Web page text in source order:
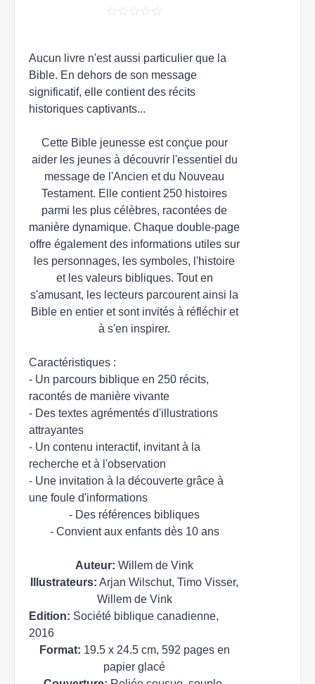
Aucun livre n'est aussi particulier que la
Bible. En dehors de son message
significatif, elle contient des récits
historiques captivants...
Cette Bible jeunesse est conçue pour
aider les jeunes à découvrir l'essentiel du
message de l'Ancien et du Nouveau
Testament. Elle contient 250 histoires
parmi les plus célèbres, racontées de
manière dynamique. Chaque double-page
offre également des informations utiles sur
les personnages, les symboles, l'histoire
et les valeurs bibliques. Tout en
s'amusant, les lecteurs parcourent ainsi la
Bible en entier et sont invités à réfléchir et
à s'en inspirer.
Caractéristiques :
- Un parcours biblique en 250 récits,
racontés de manière vivante
- Des textes agrémentés d'illustrations
attrayantes
- Un contenu interactif, invitant à la
recherche et à l'observation
- Une invitation à la découverte grâce à
une foule d'informations
- Des références bibliques
- Convient aux enfants dès 10 ans
Auteur: Willem de Vink
Illustrateurs: Arjan Wilschut, Timo Visser,
Willem de Vink
Edition: Société biblique canadienne,
2016
Format: 19.5 x 24.5 cm, 592 pages en
papier glacé